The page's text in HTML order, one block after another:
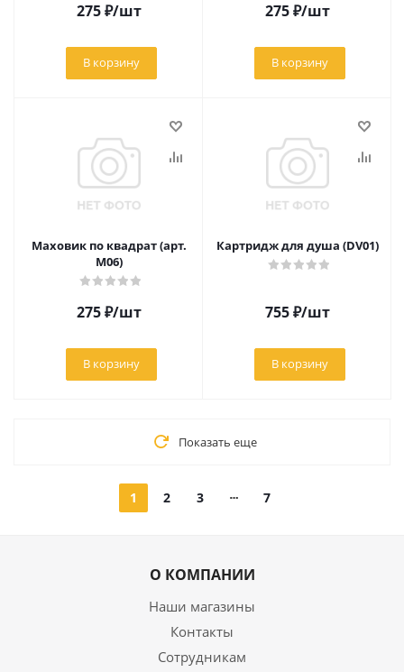
275₽/шт
В корзину
275₽/шт
В корзину
Маховик по квадрат (арт.
М06)
275₽/шт
В корзину
Картридж для душа (DV01)
755₽/шт
В корзину
Показать еще
1 2 3 7
О КОМПАНИИ
Наши магазины
Контакты
Сотрудникам